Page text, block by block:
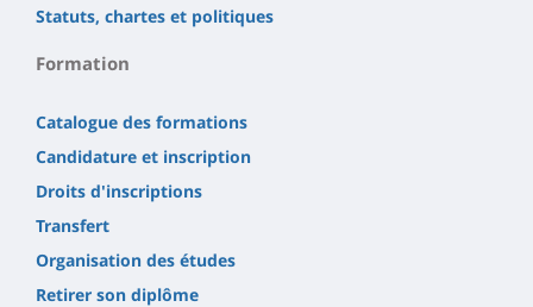
Statuts, chartes et politiques
Formation
Catalogue des formations
Candidature et inscription
Droits d'inscriptions
Transfert
Organisation des études
Retirer son diplôme